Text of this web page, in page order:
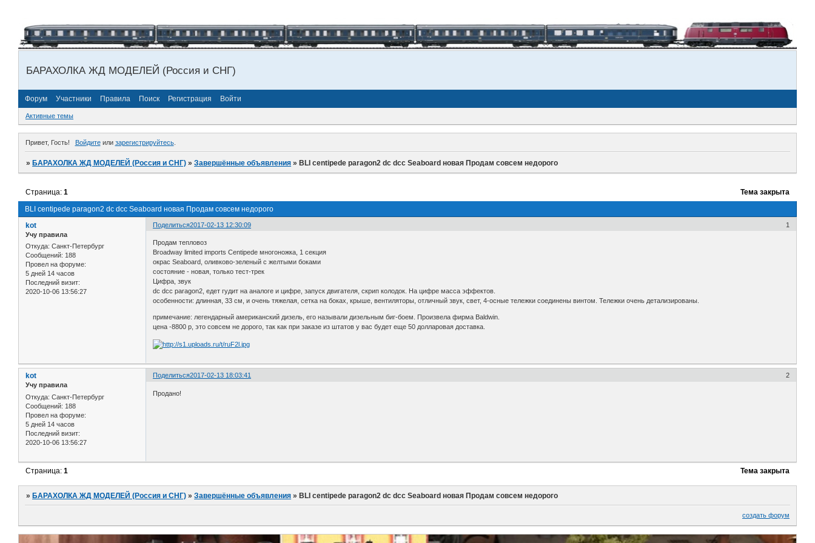
БАРАХОЛКА ЖД МОДЕЛЕЙ (Россия и СНГ)
Форум Участники Правила Поиск Регистрация Войти
Активные темы
Привет, Гость! Войдитеили зарегистрируйтесь.
»БАРАХОЛКА ЖД МОДЕЛЕЙ (Россия и СНГ) »Завершённые объявления »BLI centipede paragon2 dc dcc Seaboard новая Продам совсем недорого
BLI centipede paragon2 dc dcc Seaboard новая Продам совсем недорого
Страница:1 Тема закрыта
Поделиться 1
2017-02-13 12:30:09
kot
Учу правила
Откуда: Санкт-Петербург
Сообщений: 188
Провел на форуме:
5 дней 14 часов
Последний визит:
2020-10-06 13:56:27
Продам тепловоз
Broadway limited imports Centipede многоножка, 1 секция
окрас Seaboard, оливково-зеленый с желтыми боками
состояние - новая, только тест-трек
Цифра, звук
dc dcc paragon2, едет гудит на аналоге и цифре, запуск двигателя, скрип колодок. На цифре масса эффектов.
особенности: длинная, 33 см, и очень тяжелая, сетка на боках, крыше, вентиляторы, отличный звук, свет, 4-осные тележки соединены винтом. Тележки очень детализированы.
примечание: легендарный американский дизель, его называли дизельным биг-боем. Произвела фирма Baldwin.
цена -8800 р, это совсем не дорого, так как при заказе из штатов у вас будет еще 50 долларовая доставка.
Поделиться 2
2017-02-13 18:03:41
kot
Учу правила
Откуда: Санкт-Петербург
Сообщений: 188
Провел на форуме:
5 дней 14 часов
Последний визит:
2020-10-06 13:56:27
Продано!
Тема закрыта
Страница:1
» БАРАХОЛКА ЖД МОДЕЛЕЙ (Россия и СНГ) »Завершённые объявления » BLI centipede paragon2 dc dcc Seaboard новая Продам совсем недорого
создать форум